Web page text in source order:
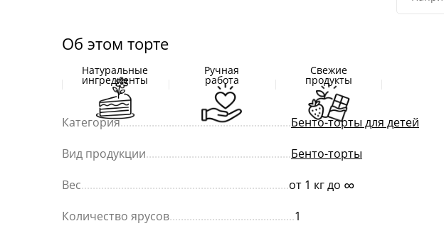
Об этом торте
Натуральные
ингредиенты
Ручная
работа
Свежие
продукты
Категория............................................................Бенто-торты для детей
Вид продукции...................................................Бенто-торты
Вес.........................................................................от 1 кг до ∞
Количество ярусов............................................1